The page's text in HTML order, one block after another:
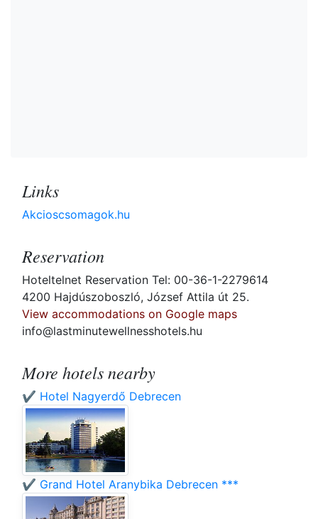
Links
Akcioscsomagok.hu
Reservation
Hoteltelnet Reservation Tel: 00-36-1-2279614
4200 Hajdúszoboszló, József Attila út 25.
View accommodations on Google maps
info@lastminutewellnesshotels.hu
More hotels nearby
✔️ Hotel Nagyerdő Debrecen
✔️ Grand Hotel Aranybika Debrecen ***